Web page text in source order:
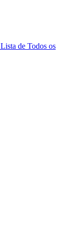
Lista de Todos os